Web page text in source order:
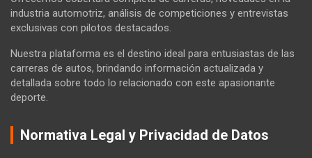
industria automotriz, análisis de competiciones y entrevistas
exclusivas con pilotos destacados.
Nuestra plataforma es el destino ideal para entusiastas de las
carreras de autos, brindando información actualizada y
detallada sobre todo lo relacionado con este apasionante
deporte.
Normativa Legal y Privacidad de Datos